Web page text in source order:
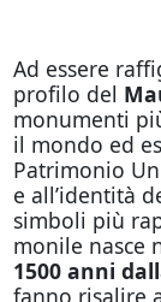
Ad essere
profilo del
monumenti
il mondo ed
Patrimonio
e all’identità
simboli più
monile nasce
1500 anni
fanno risalire